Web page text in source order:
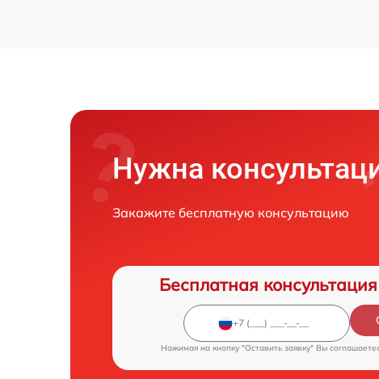
Нужна
Закажите бесплатную консультацию
Бесплатная
Нажимая на кнопку "Оставить заявку" Вы